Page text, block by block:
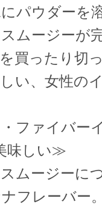
パウダーを
ムージーが完
買ったり切
い、女性の
・ファイバー
味しい≫
ムージーに
フレーバー。